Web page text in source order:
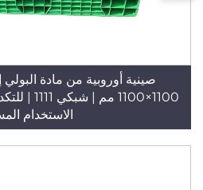
صينية أوروبية من مادة البولي
الاستخدام